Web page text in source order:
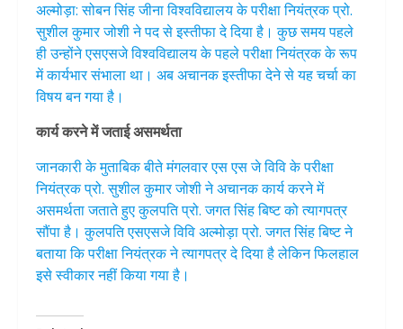
अल्मोड़ा: सोबन सिंह जीना विश्वविद्यालय के परीक्षा नियंत्रक प्रो.
सुशील कुमार जोशी ने पद से इस्तीफा दे दिया है। कुछ समय पहले
ही उन्होंने एसएसजे विश्वविद्यालय के पहले परीक्षा नियंत्रक के रूप
में कार्यभार संभाला था। अब अचानक इस्तीफा देने से यह चर्चा का
विषय बन गया है।
कार्य करने में जताई असमर्थता
जानकारी के मुताबिक बीते मंगलवार एस एस जे विवि के परीक्षा
नियंत्रक प्रो. सुशील कुमार जोशी ने अचानक कार्य करने में
असमर्थता जताते हुए कुलपति प्रो. जगत सिंह बिष्ट को त्यागपत्र
सौंपा है। कुलपति एसएसजे विवि अल्मोड़ा प्रो. जगत सिंह बिष्ट ने
बताया कि परीक्षा नियंत्रक ने त्यागपत्र दे दिया है लेकिन फिलहाल
इसे स्वीकार नहीं किया गया है।